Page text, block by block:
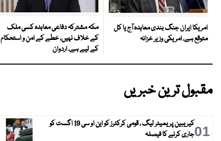
امریکا ایران جنگ بندی معاہدہ آج یا کل
متوقع ہے، امریکی وزیر خزانہ
مکہ مشترکہ دفاعی معاہدہ کسی ملک
کے خلاف نہیں، خطے کے امن و استحکام
کے لیے ہے، اردوان
مقبول ترین خبریں
01
کیریبین پریمیئر لیگ ، قومی کرکٹرز کو این او سی 19 اگست کو
جاری کرنے کا فیصلہ